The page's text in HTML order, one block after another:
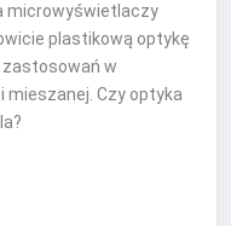
microwyświetlaczy
plastikową optykę
zastosowań w
Czy optyka